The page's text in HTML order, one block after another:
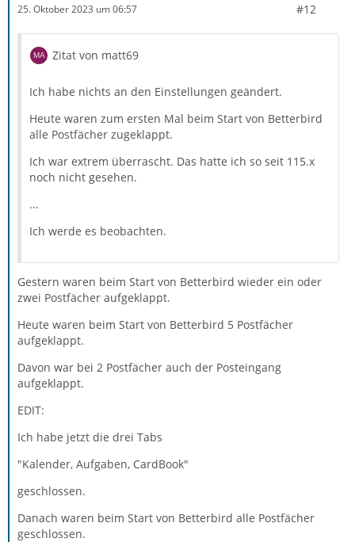
25. Oktober 2023 um 06:57 #12
Zitat von matt69
Ich habe nichts an den Einstellungen geändert.
Heute waren zum ersten Mal beim Start von Betterbird
alle Postfächer zugeklappt.
Ich war extrem überrascht. Das hatte ich so seit 115.x
noch nicht gesehen.
...
Ich werde es beobachten.
Gestern waren beim Start von Betterbird wieder ein oder
zwei Postfächer aufgeklappt.
Heute waren beim Start von Betterbird 5 Postfächer
aufgeklappt.
Davon war bei 2 Postfächer auch der Posteingang
aufgeklappt.
EDIT:
Ich habe jetzt die drei Tabs
"Kalender, Aufgaben, CardBook"
geschlossen.
Danach waren beim Start von Betterbird alle Postfächer
geschlossen.